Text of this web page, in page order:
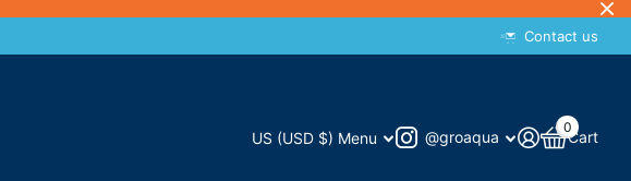
Contact us
US (USD $) Menu @groaqua Cart
0